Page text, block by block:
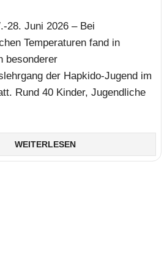
28. Juni 2026 – Bei
Temperaturen fand in
besonderer
der Hapkido-Jugend im
Rund 40 Kinder, Jugendliche
WEITERLESEN